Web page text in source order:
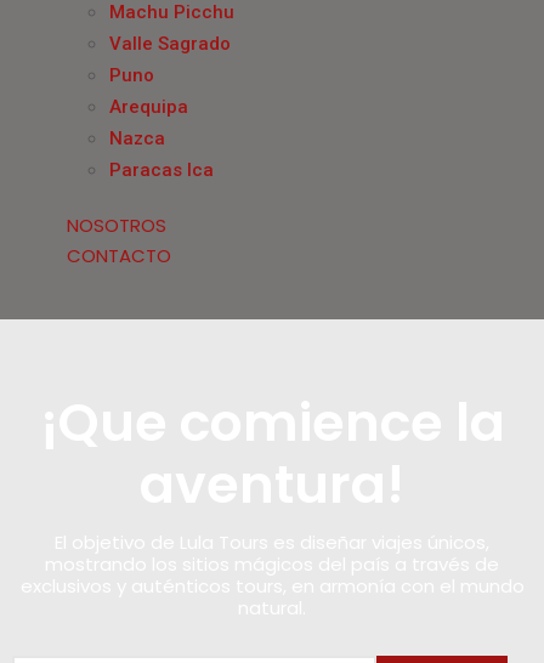
Machu Picchu
Valle Sagrado
Puno
Arequipa
Nazca
Paracas Ica
NOSOTROS
CONTACTO